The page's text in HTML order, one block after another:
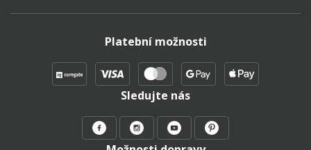
Platební možnosti
Sledujte nás